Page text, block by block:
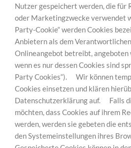
Nutzer gespeichert werden, die für
oder Marketingzwecke verwendet
Party-Cookie“ werden Cookies
Anbietern als dem
Onlineangebot betreibt, angeboten
wenn es nur dessen Cookies sind
Party Cookies“). Wir können
Cookies einsetzen und klären
Datenschutzerklärung auf. Falls
möchten, dass Cookies auf ihrem
werden, werden sie gebeten die
den Systemeinstellungen ihres